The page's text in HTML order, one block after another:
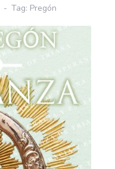
Tag: Pregón